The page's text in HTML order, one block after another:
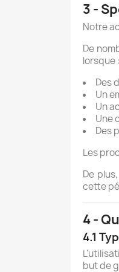
3 -
Notre
De
lorsque :
Des
Un
Un
Une
Des
Les
De
cette
4 -
4.1
but de